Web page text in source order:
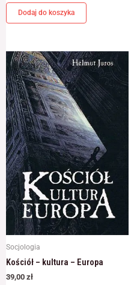
Dodaj do koszyka
Socjologia
Kościół – kultura – Europa
39,00 zł